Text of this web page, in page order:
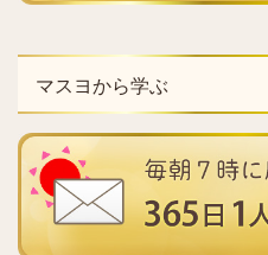
マスヨから学ぶ